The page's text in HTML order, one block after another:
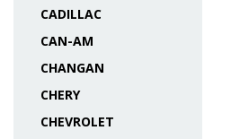
CADILLAC
CAN-AM
CHANGAN
CHERY
CHEVROLET